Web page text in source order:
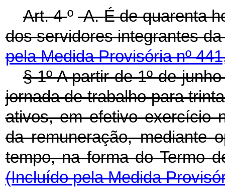
Art. 4º-A.É de quarenta
dos servidores integrantes
pela Medida Provisória nº
§ 1º A partir de 1º de
jornada de trabalho para
ativos, em efetivo exercício
da remuneração, mediante
tempo, na forma do Termo
(Incluído pela Medida